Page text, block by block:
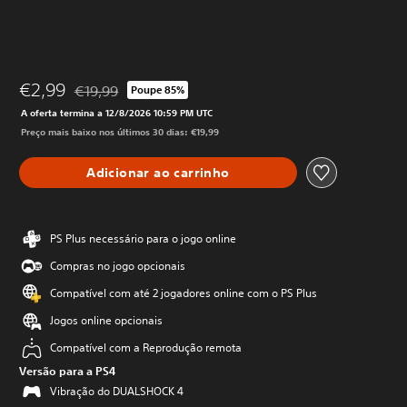
€2,99 Com desconto em relação ao preço original de €19,99
€19,99 Poupe 85%
A oferta termina a 12/8/2026 10:59 PM UTC
Preço mais baixo nos últimos 30 dias: €19,99
Adicionar ao carrinho
PS Plus necessário para o jogo online
Compras no jogo opcionais
Compatível com até 2 jogadores online com o PS Plus
Jogos online opcionais
Compatível com a Reprodução remota
Versão para a PS4
Vibração do DUALSHOCK 4